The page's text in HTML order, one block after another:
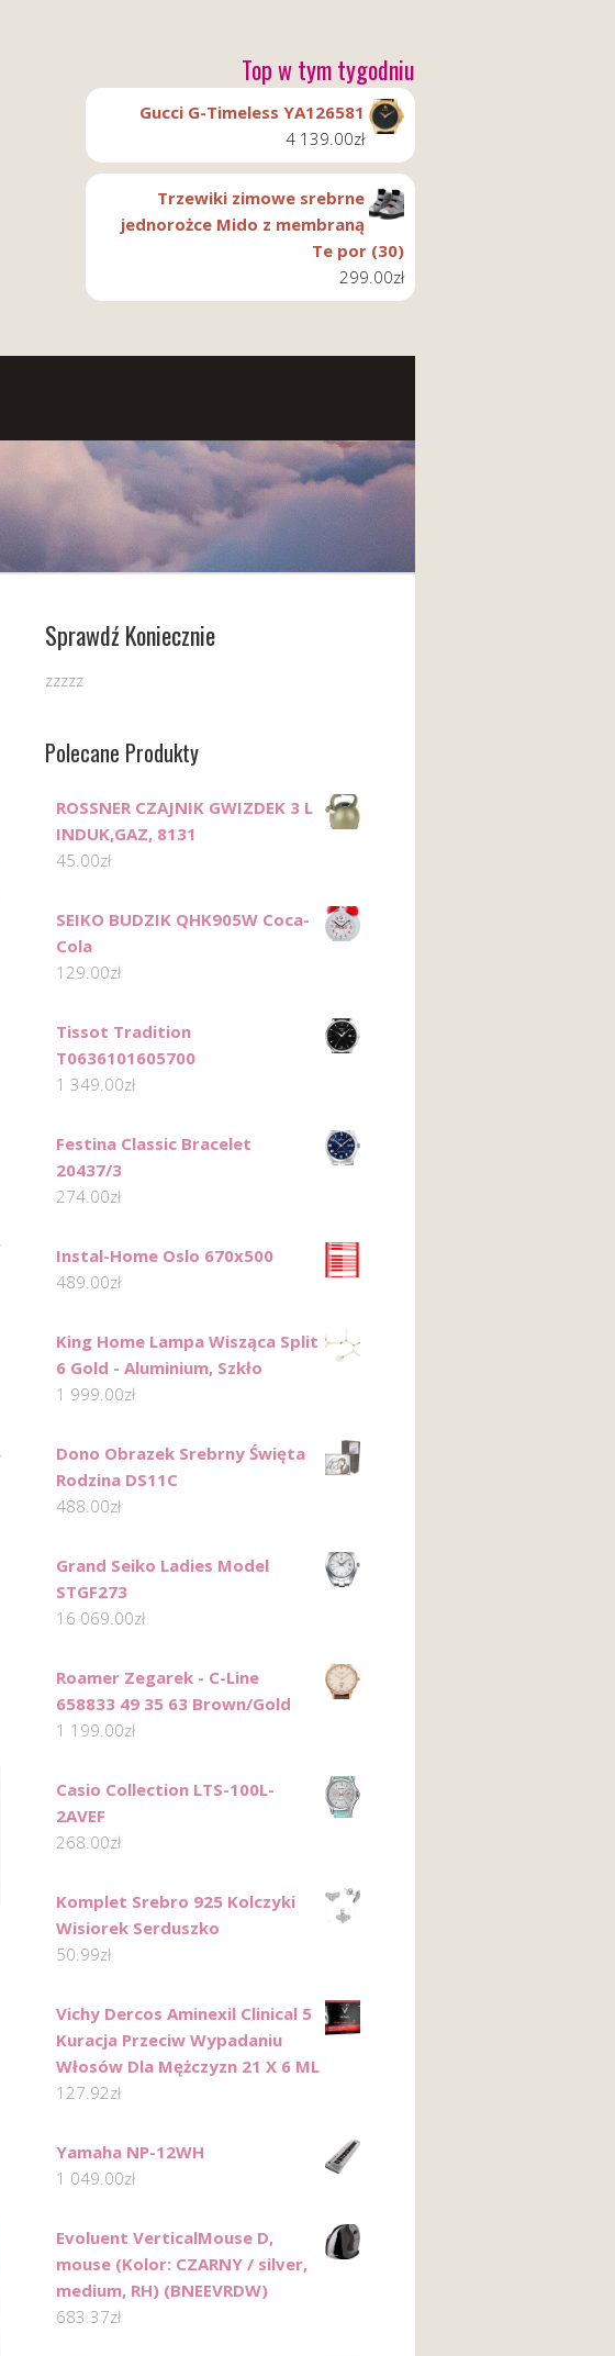
Top w tym tygodniu
Gucci G-Timeless YA126581
4 139.00zł
Trzewiki zimowe srebrne
jednorożce Mido z membraną
Te por (30)
299.00zł
Sprawdź Koniecznie
zzzzz
Polecane Produkty
ROSSNER CZAJNIK GWIZDEK 3 L
INDUK,GAZ, 8131
45.00zł
SEIKO BUDZIK QHK905W Coca-
Cola
129.00zł
Tissot Tradition
T0636101605700
1 349.00zł
Festina Classic Bracelet
20437/3
274.00zł
Instal-Home Oslo 670x500
489.00zł
King Home Lampa Wisząca Split
6 Gold - Aluminium, Szkło
1 999.00zł
Dono Obrazek Srebrny Święta
Rodzina DS11C
488.00zł
Grand Seiko Ladies Model
STGF273
16 069.00zł
Roamer Zegarek - C-Line
658833 49 35 63 Brown/Gold
1 199.00zł
Casio Collection LTS-100L-
2AVEF
268.00zł
Komplet Srebro 925 Kolczyki
Wisiorek Serduszko
50.99zł
Vichy Dercos Aminexil Clinical 5
Kuracja Przeciw Wypadaniu
Włosów Dla Mężczyzn 21 X 6 ML
127.92zł
Yamaha NP-12WH
1 049.00zł
Evoluent VerticalMouse D,
mouse (Kolor: CZARNY / silver,
medium, RH) (BNEEVRDW)
683.37zł